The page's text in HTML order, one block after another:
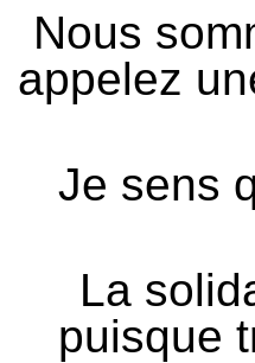
Nous
appelez
Je sens
La
puisque